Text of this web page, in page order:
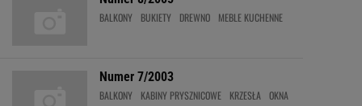
BALKONY BUKIETY DREWNO MEBLE KUCHENNE
Numer 7/2003
BALKONY KABINY PRYSZNICOWE KRZESŁA OKNA